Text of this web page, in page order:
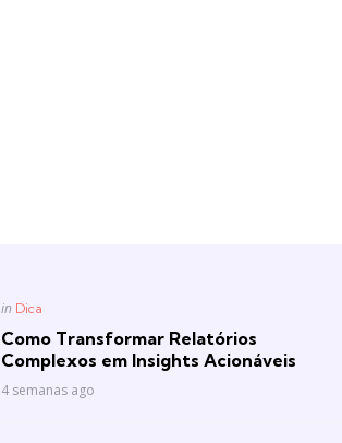
Posted
in Dica
Como Transformar Relatórios
Complexos em Insights Acionáveis
4 semanas ago